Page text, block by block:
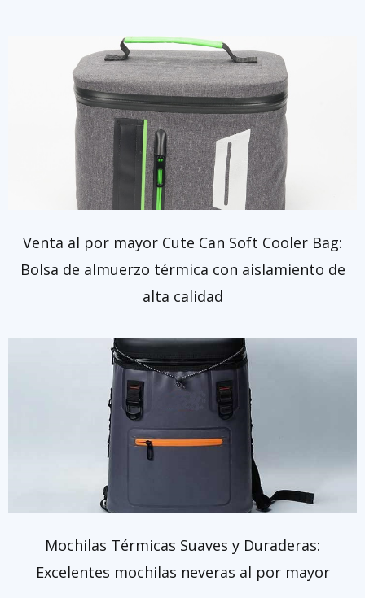
Venta al por mayor Cute Can Soft Cooler Bag:
Bolsa de almuerzo térmica con aislamiento de
alta calidad
Mochilas Térmicas Suaves y Duraderas:
Excelentes mochilas neveras al por mayor